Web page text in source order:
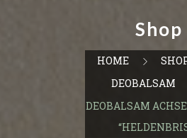
Shop
HOME
DEOBALSAM
DEOBALSAM